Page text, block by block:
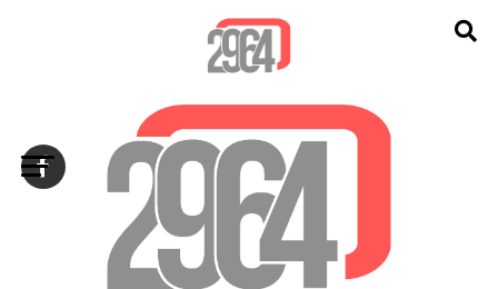
Salir de la versión móvil